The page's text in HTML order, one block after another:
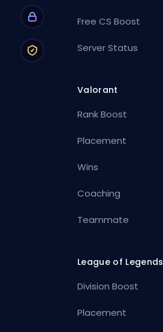
Free CS Boost
Server Status
Valorant
Rank Boost
Placement
Wins
Coaching
Teammate
League of Legends
Division Boost
Placement